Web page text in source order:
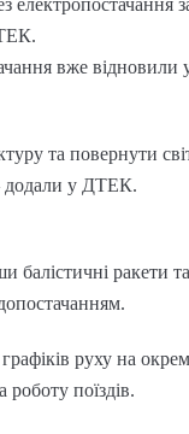
вже
та повернути
додали у ДТЕК.
балістичні ракети
руху на
поїздів.